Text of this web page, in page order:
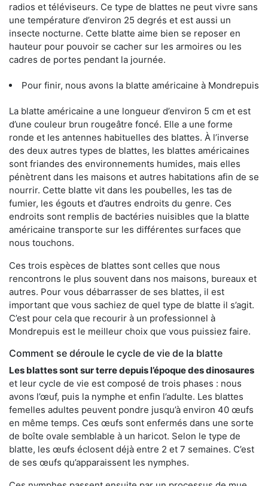
radios et téléviseurs. Ce type de blattes ne peut vivre sans
une température d’environ 25 degrés et est aussi un
insecte nocturne. Cette blatte aime bien se reposer en
hauteur pour pouvoir se cacher sur les armoires ou les
cadres de portes pendant la journée.
Pour finir, nous avons la blatte américaine à Mondrepuis
La blatte américaine a une longueur d’environ 5 cm et est
d’une couleur brun rougeâtre foncé. Elle a une forme
ronde et les antennes habituelles des blattes. À l’inverse
des deux autres types de blattes, les blattes américaines
sont friandes des environnements humides, mais elles
pénètrent dans les maisons et autres habitations afin de se
nourrir. Cette blatte vit dans les poubelles, les tas de
fumier, les égouts et d’autres endroits du genre. Ces
endroits sont remplis de bactéries nuisibles que la blatte
américaine transporte sur les différentes surfaces que
nous touchons.
Ces trois espèces de blattes sont celles que nous
rencontrons le plus souvent dans nos maisons, bureaux et
autres. Pour vous débarrasser de ses blattes, il est
important que vous sachiez de quel type de blatte il s’agit.
C’est pour cela que recourir à un professionnel à
Mondrepuis est le meilleur choix que vous puissiez faire.
Comment se déroule le cycle de vie de la blatte
Les blattes sont sur terre depuis l’époque des dinosaures
et leur cycle de vie est composé de trois phases : nous
avons l’œuf, puis la nymphe et enfin l’adulte. Les blattes
femelles adultes peuvent pondre jusqu’à environ 40 œufs
en même temps. Ces œufs sont enfermés dans une sorte
de boîte ovale semblable à un haricot. Selon le type de
blatte, les œufs éclosent déjà entre 2 et 7 semaines. C’est
de ses œufs qu’apparaissent les nymphes.